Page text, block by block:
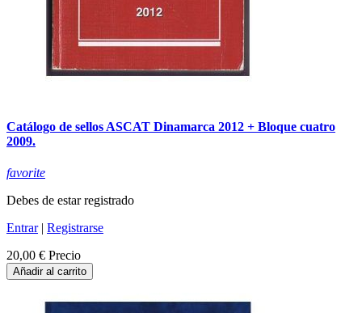
Catálogo de sellos ASCAT Dinamarca 2012 + Bloque cuatro
2009.
favorite
Debes de estar registrado
Entrar| Registrarse
20,00 € Precio
Añadir al carrito